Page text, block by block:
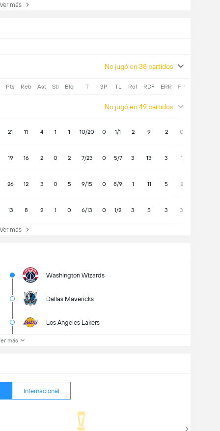
más
No jugó en 38 partidos
Pts Reb Ast Stl Blq T 3P TL Rof RDF ERR FP
No jugó en 49 partidos
21 11 4 1 1 10/20 0 1/1 2 9 2 0
19 16 2 0 2 7/23 0 5/7 3 13 3 1
26 12 3 0 5 9/15 0 8/9 1 11 5 2
13 8 2 1 0 6/13 0 1/2 3 5 3 3
más
Washington Wizards
Dallas Mavericks
Los Angeles Lakers
más
Internacional